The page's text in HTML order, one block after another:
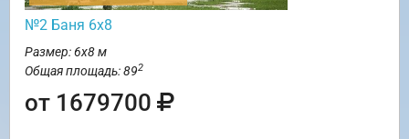
№2 Баня 6х8
Размер: 6х8 м
Общая площадь: 892
от 1679700